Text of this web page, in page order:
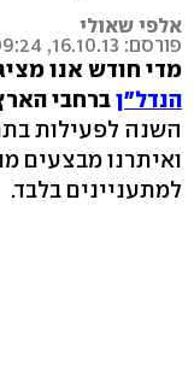
אלפי שאולי
פורסם: 16.10.13, 09:24
מדי חודש אנו
הנדל"ןברחבי
השנה לפעילות
ואיתרנו מבצעים
למתעניינים בלבד.